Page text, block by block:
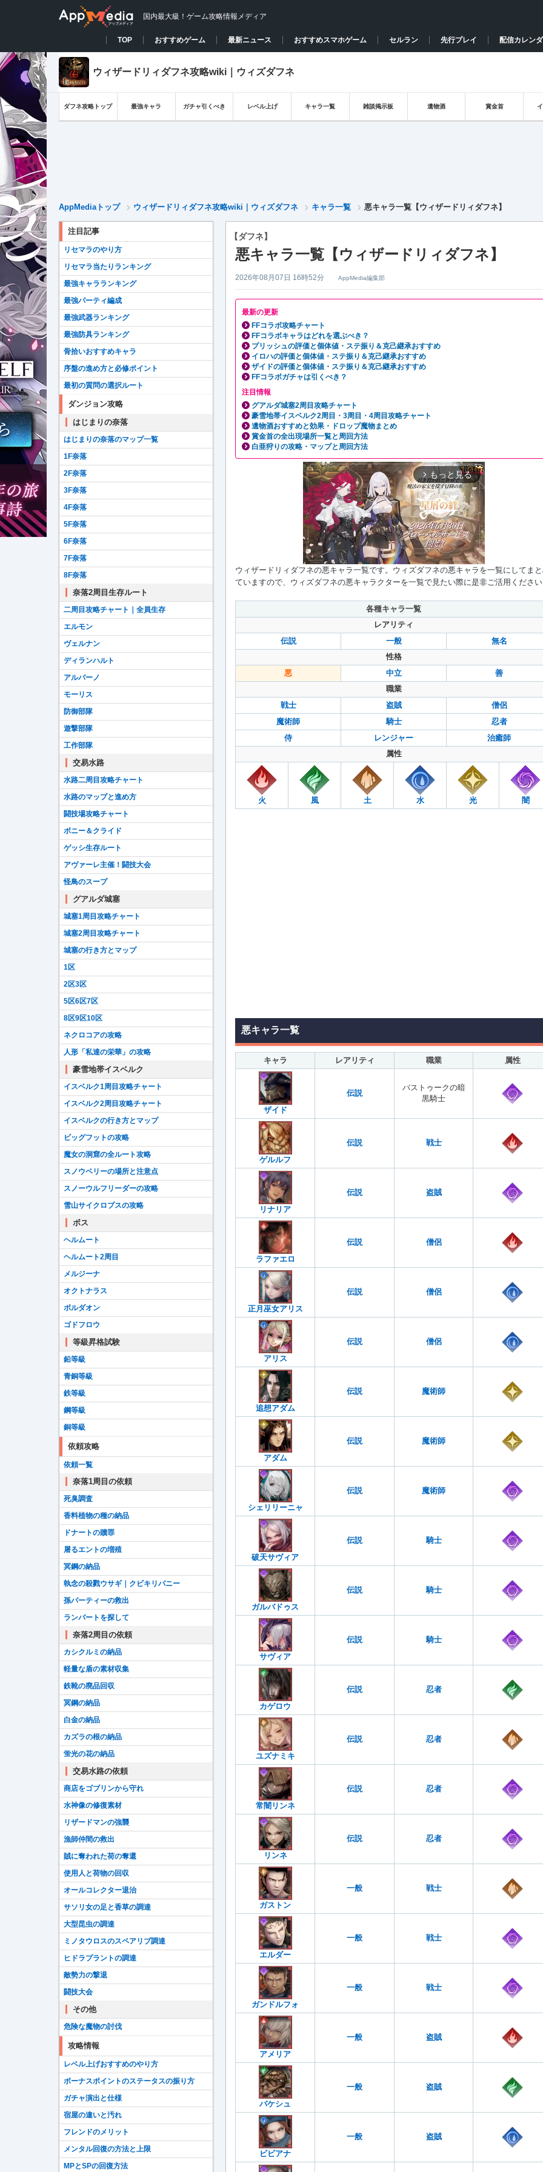
国内最大級！ゲーム攻略情報メディア
TOP おすすめゲーム 最新ニュース おすすめスマホゲーム セルラン 先行プレイ 配信カレン
ウィザードリィダフネ攻略wiki｜ウィズダフネ
ダフネ攻略トップ 最強キャラ ガチャ引くべき レベル上げ キャラ一覧 雑談掲示板 遺物酒 賞金首
AppMediaトップ ウィザードリィダフネ攻略wiki｜ウィズダフネ キャラ一覧 悪キャラ一覧【ウィザードリィダフネ】
【ダフネ】
悪キャラ一覧【ウィザードリィダフネ】
2026年08月07日 16時52分 AppMedia編集部
最新の更新
FFコラボ攻略チャート
FFコラボキャラはどれを選ぶべき？
プリッシュの評価と個体値・ステ振り＆克己継承おすすめ
イロハの評価と個体値・ステ振り＆克己継承おすすめ
ザイドの評価と個体値・ステ振り＆克己継承おすすめ
FFコラボガチャは引くべき？
注目情報
グアルダ城塞2周目攻略チャート
豪雪地帯イスベルク2周目・3周目・4周目攻略チャート
遺物酒おすすめと効果・ドロップ魔物まとめ
賞金首の全出現場所一覧と周回方法
白亜狩りの攻略・マップと周回方法
arrow_forward_ios もっと見る
ウィザードリィダフネの悪キャラ一覧です。ウィズダフネの悪キャラを一覧にしてま
ていますので、ウィズダフネの悪キャラクターを一覧で見たい際に是非ご活用ください
各種キャラ一覧
レアリティ
伝説 一般 無名
性格
悪 中立 善
職業
戦士 盗賊
僧侶
魔術師
騎士
忍者
侍
レンジャー 治癒師
属性
火 風 土 水 光 闇
悪キャラ一覧
キャラ レアリティ 職業 属性
ザイド
伝説
バストゥークの暗
黒騎士
ゲルルフ
伝説 戦士
リナリア
伝説 盗賊
ラファエロ
伝説 僧侶
正月巫女アリス
伝説 僧侶
アリス
伝説 僧侶
追想アダム
伝説 魔術師
アダム
伝説 魔術師
シェリリーニャ
伝説 魔術師
破天サヴィア
伝説 騎士
ガルバドゥス
伝説 騎士
サヴィア
伝説 騎士
カゲロウ
伝説 忍者
ユズナミキ
伝説 忍者
常闇リンネ
伝説 忍者
リンネ
伝説 忍者
ガストン
一般 戦士
エルダー
一般 戦士
ガンドルフォ
一般 戦士
アメリア
一般 盗賊
バケシュ
一般 盗賊
ビビアナ
一般 盗賊
注目記事
リセマラのやり方
リセマラ当たりランキング
最強キャラランキング
最強パーティ編成
最強武器ランキング
最強防具ランキング
骨拾いおすすめキャラ
序盤の進め方と必修ポイント
最初の質問の選択ルート
ダンジョン攻略
はじまりの奈落
はじまりの奈落のマップ一覧
1F奈落
2F奈落
3F奈落
4F奈落
5F奈落
6F奈落
7F奈落
8F奈落
奈落2周目生存ルート
二周目攻略チャート｜全員生存
エルモン
ヴェルナン
ディランハルト
アルバーノ
モーリス
防御部隊
遊撃部隊
工作部隊
交易水路
水路二周目攻略チャート
水路のマップと進め方
闘技場攻略チャート
ボニー＆クライド
ゲッシ生存ルート
アヴァーレ主催！闘技大会
怪鳥のスープ
グアルダ城塞
城塞1周目攻略チャート
城塞2周目攻略チャート
城塞の行き方とマップ
1区
2区3区
5区6区7区
8区9区10区
ネクロコアの攻略
人形「私達の栄華」の攻略
豪雪地帯イスベルク
イスベルク1周目攻略チャート
イスベルク2周目攻略チャート
イスベルクの行き方とマップ
ビッグフットの攻略
魔女の洞窟の全ルート攻略
スノウベリーの場所と注意点
スノーウルフリーダーの攻略
雪山サイクロプスの攻略
ボス
ヘルムート
ヘルムート2周目
メルジーナ
オクトナラス
ボルダオン
ゴドフロウ
等級昇格試験
鉛等級
青銅等級
鉄等級
鋼等級
銅等級
依頼攻略
依頼一覧
奈落1周目の依頼
死臭調査
香料植物の種の納品
ドナートの贖罪
屠るエントの増殖
冥鋼の納品
執念の殺戮ウサギ｜クビキリバニー
孫パーティーの救出
ランバートを探して
奈落2周目の依頼
カシクルミの納品
軽量な盾の素材収集
鉄靴の廃品回収
冥鋼の納品
白金の納品
カズラの根の納品
蛍光の花の納品
交易水路の依頼
商店をゴブリンから守れ
水神像の修復素材
リザードマンの強襲
漁師仲間の救出
賊に奪われた荷の奪還
使用人と荷物の回収
オールコレクター退治
サソリ女の足と香草の調達
大型昆虫の調達
ミノタウロスのスペアリブ調達
ヒドラプラントの調達
敵勢力の撃退
闘技大会
その他
危険な魔物の討伐
攻略情報
レベル上げおすすめのやり方
ボーナスポイントのステータスの振り方
ガチャ演出と仕様
宿屋の違いと汚れ
フレンドのメリット
メンタル回復の方法と上限
MPとSPの回復方法